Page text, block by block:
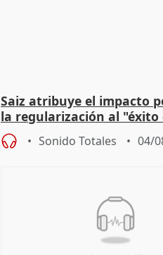
Saiz atribuye el impacto
la regularización al "éxito
del Gobierno
Sonido Totales 04/